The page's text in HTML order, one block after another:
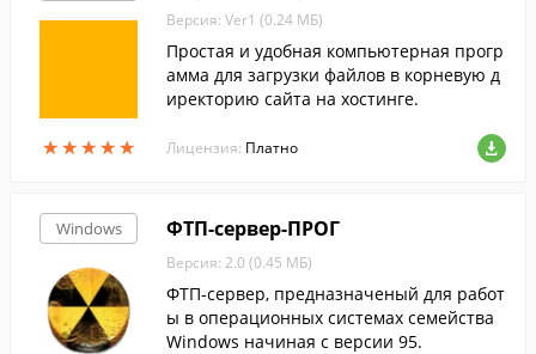
★★★★★
★★★★★
Версия: Ver1 (0.24 МБ)
Простая и удобная компьютерная прогр
амма для загрузки файлов в корневую д
иректорию сайта на хостинге.
Лицензия: Платно
Windows ФТП-сервер-ПРОГ
Версия: 2.0 (0.45 МБ)
ФТП-сервер, предназначеный для работ
ы в операционных системах семейства
Windows начиная с версии 95.